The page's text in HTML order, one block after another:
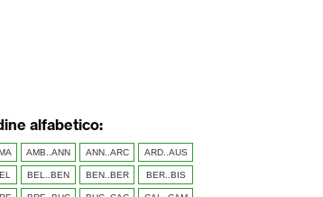
alfabetico:
AMB..ANN ANN..ARC ARD..AUS
BEL..BEN BEN..BER BER..BIS